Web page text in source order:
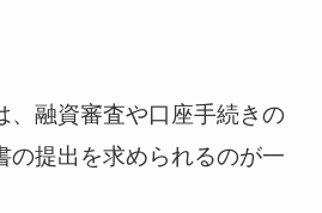
、融資審査や口座手続きの
の提出を求められるのが一